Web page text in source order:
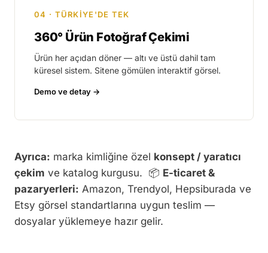
04 · TÜRKİYE'DE TEK
360° Ürün Fotoğraf Çekimi
Ürün her açıdan döner — altı ve üstü dahil tam
küresel sistem. Sitene gömülen interaktif görsel.
Demo ve detay
Demo ve detay →
Ayrıca: marka kimliğine özel konsept / yaratıcı
çekim ve katalog kurgusu. 📦 E-ticaret &
pazaryerleri: Amazon, Trendyol, Hepsiburada ve
Etsy görsel standartlarına uygun teslim —
dosyalar yüklemeye hazır gelir.